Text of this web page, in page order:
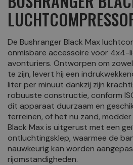
De Bushranger Black Max
onmisbare accessoire voor 4x4-
avonturiers. Ontworpen om
te zijn, levert hij een
liter per minuut dankzij zijn
robuuste constructie, conform
dit apparaat duurzaam en
terreinen, of het nu zand,
Black Max is uitgerust met een
ontluchtingsklep, waarmee de
nauwkeurig kan worden
rijomstandigheden.